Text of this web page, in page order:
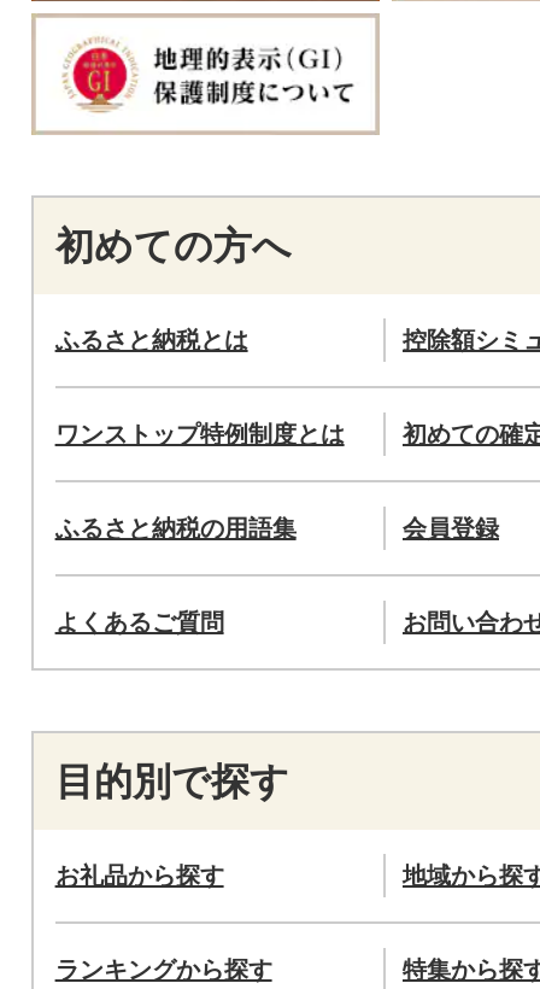
初めての方へ
ふるさと納税とは 控除額シミ
ワンストップ特例制度とは 初めての確
ふるさと納税の用語集 会員登録
よくあるご質問 お問い合わ
目的別で探す
お礼品から探す 地域から探
ランキングから探す 特集から探